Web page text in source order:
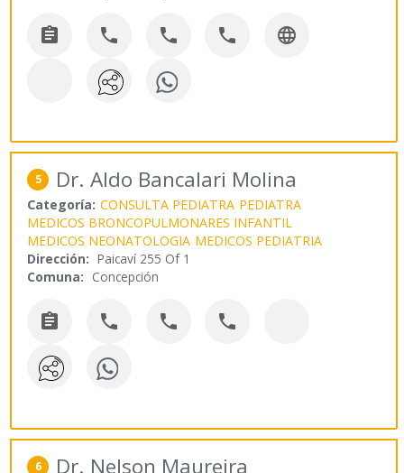
    
5 Dr. Aldo Bancalari Molina
Categoría: CONSULTA PEDIATRA PEDIATRA
MEDICOS BRONCOPULMONARES INFANTIL
MEDICOS NEONATOLOGIA MEDICOS PEDIATRIA
Dirección: Paicaví 255 Of 1
Comuna: Concepción
   
6 Dr. Nelson Maureira